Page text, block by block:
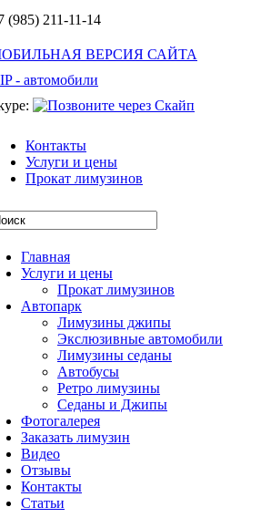
(985) 211-11-14
ВЕРСИЯ САЙТА
- автомобили
Контакты
Услуги и цены
Прокат лимузинов
Главная
Услуги и цены
Прокат лимузинов
Автопарк
Лимузины джипы
Экслюзивные автомобили
Лимузины седаны
Автобусы
Ретро лимузины
Седаны и Джипы
Фотогалерея
Заказать лимузин
Видео
Отзывы
Контакты
Статьи